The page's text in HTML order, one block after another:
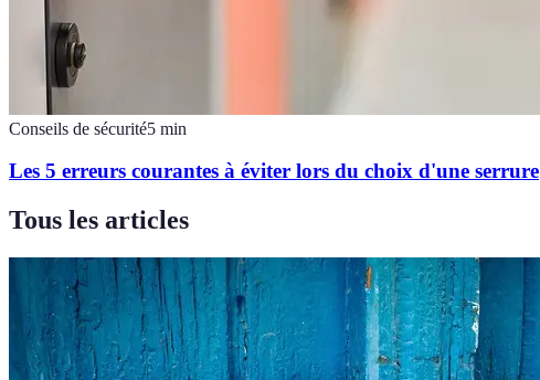
Conseils de sécurité5 min
Les 5 erreurs courantes à éviter lors du choix d'une serrure
Tous les articles